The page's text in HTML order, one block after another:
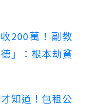
200萬！副教
」：根本劫貧
知道！包租公